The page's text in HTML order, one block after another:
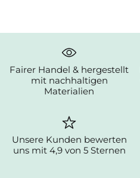
Fairer Handel & hergestellt
mit nachhaltigen
Materialien
Unsere Kunden bewerten
uns mit 4,9 von 5 Sternen